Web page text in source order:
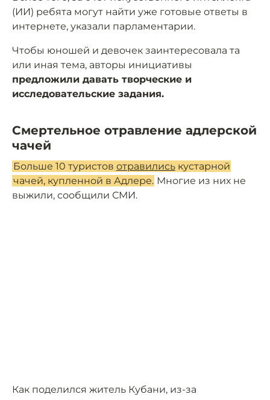
(ИИ) ребята могут найти уже готовые ответы в
интернете, указали парламентарии.
Чтобы юношей и девочек заинтересовала та
или иная тема, авторы инициативы
предложили давать творческие и
исследовательские задания.
Смертельное отравление адлерской
чачей
Больше 10 туристов отравилиськустарной
чачей, купленной в Адлере. Многие из них не
выжили, сообщили СМИ.
Как поделился житель Кубани, из-за